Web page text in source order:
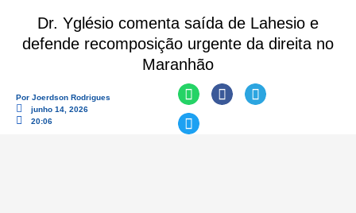
Dr. Yglésio comenta saída de Lahesio e
defende recomposição urgente da direita no
Maranhão
Por Joerdson Rodrigues
junho 14, 2026
20:06